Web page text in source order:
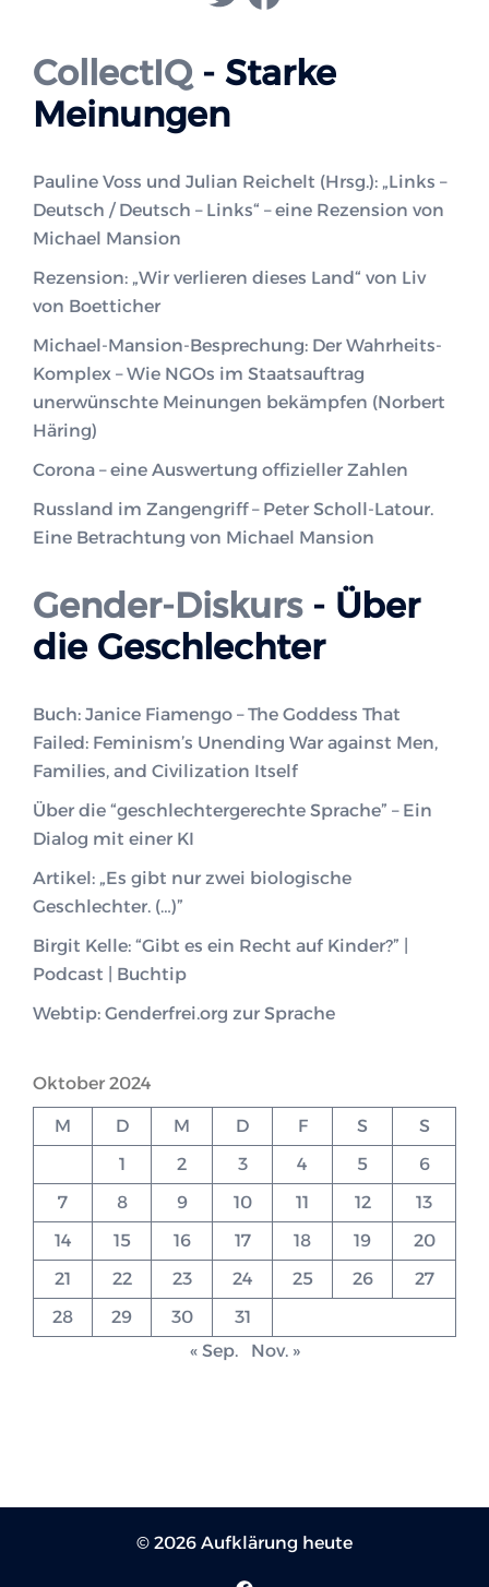
CollectIQ- Starke
Meinungen
Pauline Voss und Julian Reichelt (Hrsg.): „Links –
Deutsch / Deutsch – Links“ – eine Rezension von
Michael Mansion
Rezension: „Wir verlieren dieses Land“ von Liv
von Boetticher
Michael-Mansion-Besprechung: Der Wahrheits-
Komplex – Wie NGOs im Staatsauftrag
unerwünschte Meinungen bekämpfen (Norbert
Häring)
Corona – eine Auswertung offizieller Zahlen
Russland im Zangengriff – Peter Scholl-Latour.
Eine Betrachtung von Michael Mansion
Gender-Diskurs- Über
die Geschlechter
Buch: Janice Fiamengo – The Goddess That
Failed: Feminism’s Unending War against Men,
Families, and Civilization Itself
Über die “geschlechtergerechte Sprache” – Ein
Dialog mit einer KI
Artikel: „Es gibt nur zwei biologische
Geschlechter. (…)”
Birgit Kelle: “Gibt es ein Recht auf Kinder?” |
Podcast | Buchtip
Webtip: Genderfrei.org zur Sprache
Oktober 2024
M D M D F S
S
1
2 3 4 5
6
7
8 9 10 11 12
13
14
15 16 17 18 19
20
21
22 23 24 25 26
27
28
29 30
31
« Sep.
Nov. »
© 2026 Aufklärung heute